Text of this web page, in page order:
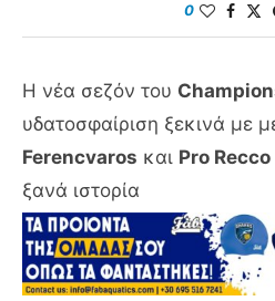
0
Η νέα σεζόν του
υδατοσφαίριση ξεκινά με
Ferencvaros και Pro Recco
ξανά ιστορία